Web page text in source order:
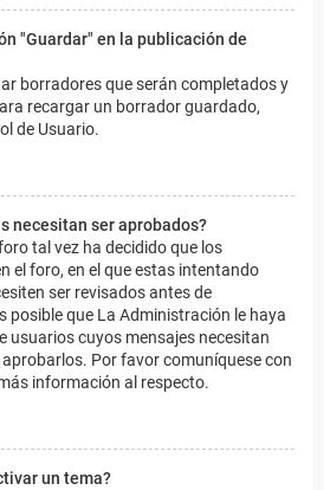
"Guardar" en la publicación de
borradores que serán completados y
recargar un borrador guardado,
de Usuario.
necesitan ser aprobados?
tal vez ha decidido que los
el foro, en el que estas intentando
ser revisados antes de
posible que La Administración le haya
usuarios cuyos mensajes necesitan
Por favor comuníquese con
información al respecto.
un tema?